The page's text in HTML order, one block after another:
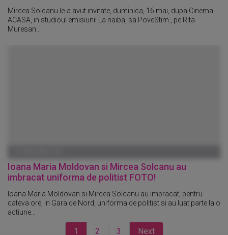
Mircea Solcanu le-a avut invitate, duminica, 16 mai, dupa Cinema
ACASA, in studioul emisiunii La naiba, sa PoveStim , pe Rita
Muresan...
Ioana Maria Moldovan si Mircea Solcanu au
imbracat uniforma de politist FOTO!
Ioana Maria Moldovan si Mircea Solcanu au imbracat, pentru
cateva ore, in Gara de Nord, uniforma de politist si au luat parte la o
actiune...
1 2 3 Next